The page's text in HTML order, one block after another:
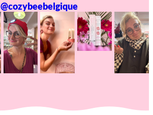
@cozybeebelgique